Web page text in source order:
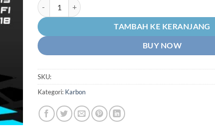
Kuantitas Cover Tutup-Penutup-Tameng Pelindung
TAMBAH KE KERANJANG
BUY NOW
SKU:
Kategori: Karbon